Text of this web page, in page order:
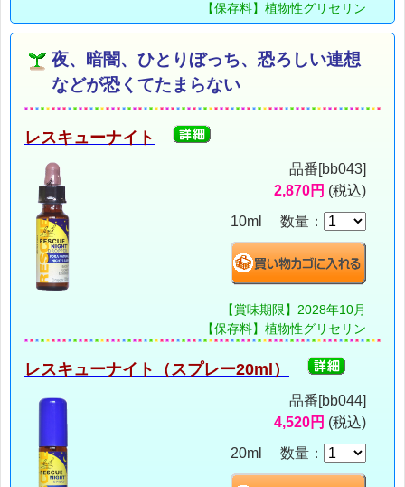
【保存料】植物性グリセリン
夜、暗闇、ひとりぼっち、恐ろしい連想
などが恐くてたまらない
レスキューナイト
品番[bb043]
2,870円 (税込)
10ml 数量：
【賞味期限】2028年10月
【保存料】植物性グリセリン
レスキューナイト（スプレー20ml）
品番[bb044]
4,520円 (税込)
20ml 数量：